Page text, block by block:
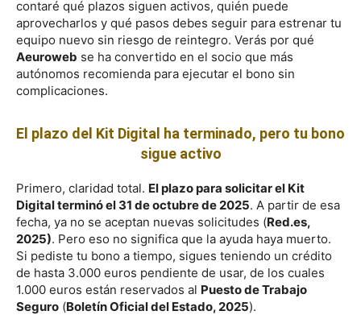
contaré qué plazos siguen activos, quién puede
aprovecharlos y qué pasos debes seguir para estrenar tu
equipo nuevo sin riesgo de reintegro. Verás por qué
Aeuroweb se ha convertido en el socio que más
autónomos recomienda para ejecutar el bono sin
complicaciones.
El plazo del Kit Digital ha terminado, pero tu bono
sigue activo
Primero, claridad total. El plazo para solicitar el Kit
Digital terminó el 31 de octubre de 2025. A partir de esa
fecha, ya no se aceptan nuevas solicitudes (Red.es,
2025). Pero eso no significa que la ayuda haya muerto.
Si pediste tu bono a tiempo, sigues teniendo un crédito
de hasta 3.000 euros pendiente de usar, de los cuales
1.000 euros están reservados al Puesto de Trabajo
Seguro (Boletín Oficial del Estado, 2025).